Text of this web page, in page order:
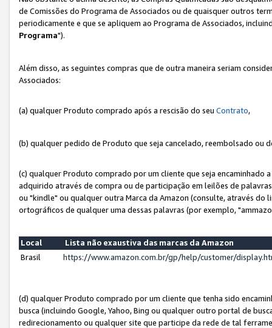
de Comissões do Programa de Associados ou de quaisquer outros
periodicamente e que se apliquem ao Programa de Associados,
Programa").
Além disso, as seguintes compras que de outra maneira seriam
Associados:
(a) qualquer Produto comprado após a rescisão do seu Contrato,
(b) qualquer pedido de Produto que seja cancelado, reembolsado ou
(c) qualquer Produto comprado por um cliente que seja encaminhado
adquirido através de compra ou de participação em leilões de
ou "kindle" ou qualquer outra Marca da Amazon (consulte, através do
ortográficos de qualquer uma dessas palavras (por exemplo,
Local
Lista não exaustiva das marcas da Amazon
Brasil
https://www.amazon.com.br/gp/help/customer/
(d) qualquer Produto comprado por um cliente que tenha sido
busca (incluindo Google, Yahoo, Bing ou qualquer outro portal de
redirecionamento ou qualquer site que participe da rede de tal